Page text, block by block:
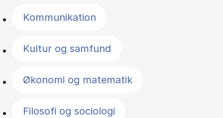
Kommunikation
Kultur og samfund
Økonomi og matematik
Filosofi og sociologi